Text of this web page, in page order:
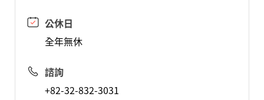
公休日
全年無休
諮詢
+82-32-832-3031